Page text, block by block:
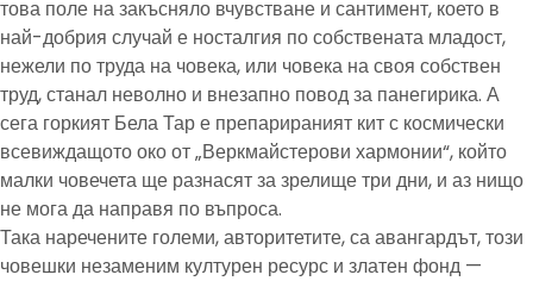
това поле на закъсняло вчувстване и сантимент, което в
най-добрия случай е носталгия по собствената младост,
нежели по труда на човека, или човека на своя собствен
труд, станал неволно и внезапно повод за панегирика. А
сега горкият Бела Тар е препарираният кит с космически
всевиждащото око от „Веркмайстерови хармонии“, който
малки човечета ще разнасят за зрелище три дни, и аз нищо
не мога да направя по въпроса.
Така наречените големи, авторитетите, са авангардът, този
човешки незаменим културен ресурс и златен фонд —